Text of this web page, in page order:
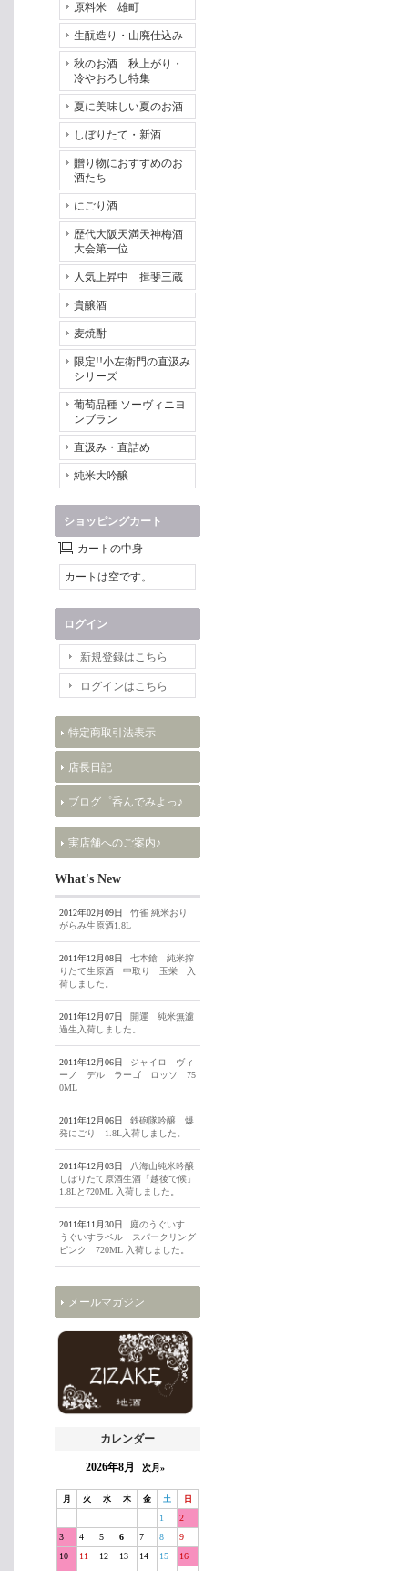
原料米 雄町
生酛造り・山廃仕込み
秋のお酒 秋上がり・
冷やおろし特集
夏に美味しい夏のお酒
しぼりたて・新酒
贈り物におすすめのお
酒たち
にごり酒
歴代大阪天満天神梅酒
大会第一位
人気上昇中 揖斐三蔵
貴醸酒
麦焼酎
限定!!小左衛門の直汲み
シリーズ
葡萄品種 ソーヴィニヨ
ンブラン
直汲み・直詰め
純米大吟醸
ショッピングカート
カートの中身
カートは空です。
ログイン
新規登録はこちら
ログインはこちら
特定商取引法表示
店長日記
ブログ゜呑んでみよっ♪
実店舗へのご案内♪
What's New
2012年02月09日
竹雀 純米おり
がらみ生原酒1.8L
2011年12月08日
七本鎗 純米搾
りたて生原酒 中取り 玉栄 入
荷しました。
2011年12月07日
開運 純米無濾
過生入荷しました。
2011年12月06日
ジャイロ ヴィ
ーノ デル ラーゴ ロッソ 75
0ML
2011年12月06日
鉄砲隊吟醸 爆
発にごり 1.8L入荷しました。
2011年12月03日
八海山純米吟醸
しぼりたて原酒生酒「越後で候」
1.8Lと720ML 入荷しました。
2011年11月30日
庭のうぐいす
うぐいすラベル スパークリング
ピンク 720ML 入荷しました。
メールマガジン
カレンダー
2026年8月 次月»
月 火 水 木 金 土 日
1
2
3
4 5 6 7 8
9
10
11 12 13 14 15
16